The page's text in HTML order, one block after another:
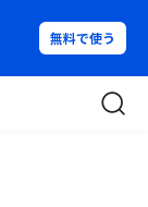
無料で使う